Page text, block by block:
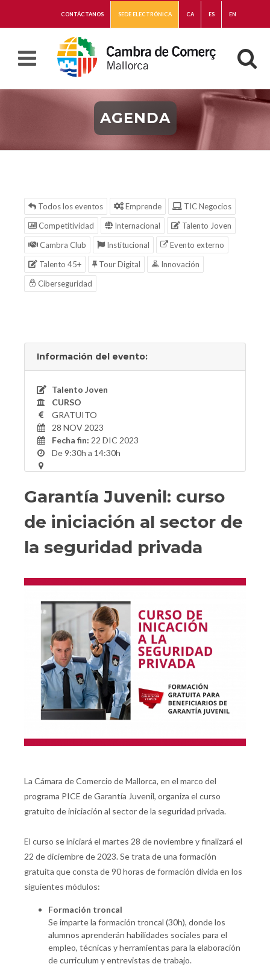
CONTÁCTANOS SEDE ELECTRÓNICA CA ES EN
AGENDA
Todos los eventos Emprende
TIC Negocios
Competitividad
Internacional
Talento Joven
Cambra Club
Institucional
Evento externo
Talento 45+
Tour Digital
Innovación
Ciberseguridad
Información del evento:
Talento Joven
CURSO
GRATUITO
28 NOV 2023
Fecha fin: 22 DIC 2023
De 9:30h a 14:30h
Garantía Juvenil: curso
de iniciación al sector de
la seguridad privada
La Cámara de Comercio de Mallorca, en el marco del
programa PICE de Garantía Juvenil, organiza el curso
gratuito de iniciación al sector de la seguridad privada.
El curso se iniciará el martes 28 de noviembre y finalizará el
22 de diciembre de 2023. Se trata de una formación
gratuita que consta de 90 horas de formación divida en los
siguientes módulos:
Formación troncal
Se imparte la formación troncal (30h), donde los
alumnos aprenderán habilidades sociales para el
empleo, técnicas y herramientas para la elaboración
de curriculum y entrevistas de trabajo.